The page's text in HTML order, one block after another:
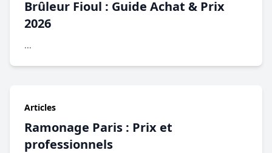
Brûleur Fioul : Guide Achat & Prix
2026
...
Articles
Ramonage Paris : Prix et
professionnels